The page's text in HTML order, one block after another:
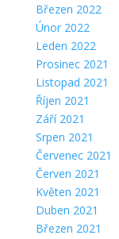
Březen 2022
Únor 2022
Leden 2022
Prosinec 2021
Listopad 2021
Říjen 2021
Září 2021
Srpen 2021
Červenec 2021
Červen 2021
Květen 2021
Duben 2021
Březen 2021